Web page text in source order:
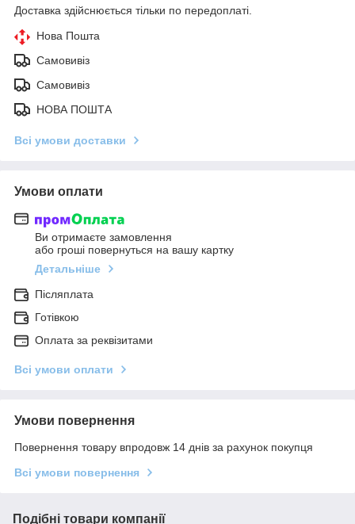
Доставка здійснюється тільки по передоплаті.
Нова Пошта
Самовивіз
Самовивіз
НОВА ПОШТА
Всі умови доставки
Умови оплати
Ви отримаєте замовлення
або гроші повернуться на вашу картку
Детальніше
Післяплата
Готівкою
Оплата за реквізитами
Всі умови оплати
Умови повернення
Повернення товару впродовж 14 днів за рахунок покупця
Всі умови повернення
Подібні товари компанії